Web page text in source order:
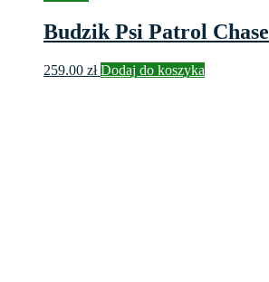
Budzik Psi Patrol Chase
259.00 zł Dodaj do koszyka